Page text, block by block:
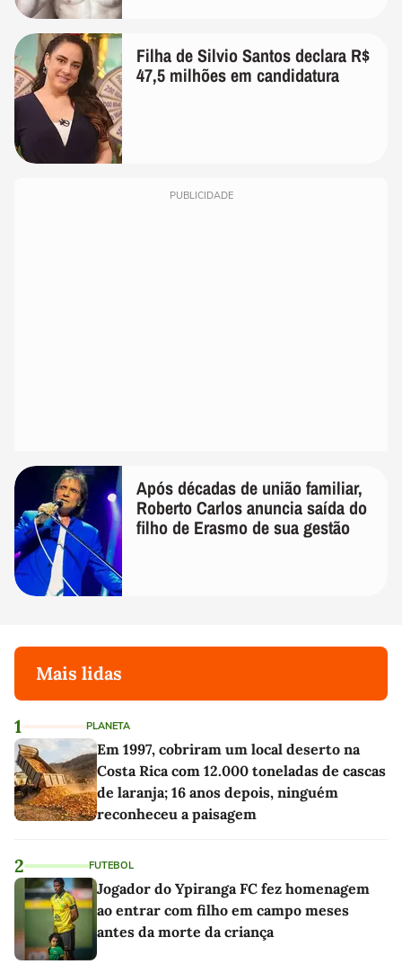
Filha de Silvio Santos declara R$
47,5 milhões em candidatura
PUBLICIDADE
Após décadas de união familiar,
Roberto Carlos anuncia saída do
filho de Erasmo de sua gestão
Mais lidas
1 PLANETA
Em 1997, cobriram um local deserto na
Costa Rica com 12.000 toneladas de cascas
de laranja; 16 anos depois, ninguém
reconheceu a paisagem
2 FUTEBOL
Jogador do Ypiranga FC fez homenagem
ao entrar com filho em campo meses
antes da morte da criança